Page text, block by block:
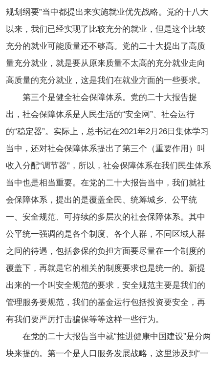
规划纲要”当中都提出来实施就业优先战略。党的十八大
以来，我们已经实现了比较充分的就业，但是这个比较
充分的就业可能质量还不够高。党的二十大提出了高质
量充分就业，就是要从原来质量不太高的充分就业走向
高质量的充分就业，这是我们在就业方面的一些要求。
第三个是健全社会保障体系。党的二十大报告提
出，社会保障体系是人民生活的“安全网”、社会运行
的“稳定器”。实际上，总书记在2021年2月26日集体学习
当中，还对社会保障体系提出了第三个（重要作用）叫
收入分配“调节器”，所以，社会保障体系在我们民生体系
当中也是相当重要。在党的二十大报告当中，我们就社
会保障体系，提出的是覆盖全民、统筹城乡、公平统
一、安全规范、可持续的多层次的社会保障体系。其中
公平统一强调的是各个制度、各个人群，不同区域人群
之间的待遇，包括参保的负担方面要尽量在一个制度的
覆盖下，再就是它的相关的制度要求也是统一的。新提
出来的一个叫安全规范的要求，安全规范主要是我们的
管理服务要规范，我们的基金运行包括投资要安全，再
有我们要严厉打击骗保等等这样一些行为。
在党的二十大报告当中就“推进健康中国建设”是分两
块来提的。第一个是人口服务发展战略，这里涉及到“一